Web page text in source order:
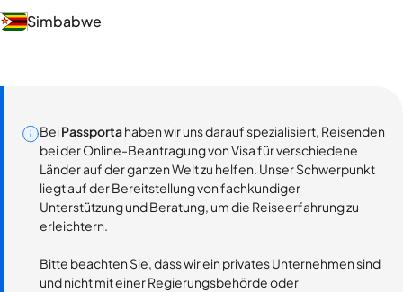
Simbabwe
BeiPassportahaben wir uns darauf spezialisiert, Reisenden
bei der Online-Beantragung von Visa für verschiedene
Länder auf der ganzen Welt zu helfen. Unser Schwerpunkt
liegt auf der Bereitstellung von fachkundiger
Unterstützung und Beratung, um die Reiseerfahrung zu
erleichtern.
Bitte beachten Sie, dass wir ein privates Unternehmen sind
und nicht mit einer Regierungsbehörde oder